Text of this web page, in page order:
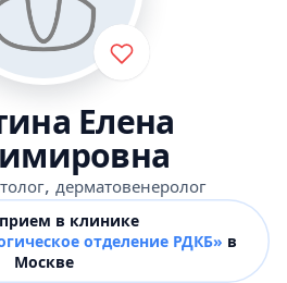
Елена
, дерматовенеролог
в клинике
отделение РДКБ» в
Москве